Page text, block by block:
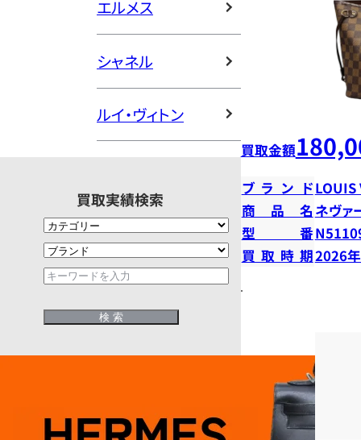
エルメス
シャネル
ルイ・ヴィトン
買取実績検索
買取金額
ブランドLOUIS
商品名 ネヴァ
型番
買取時期2026